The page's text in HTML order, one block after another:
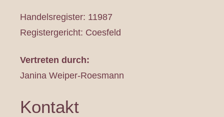
Handelsregister: 11987
Registergericht: Coesfeld
Vertreten durch:
Janina Weiper-Roesmann
Kontakt